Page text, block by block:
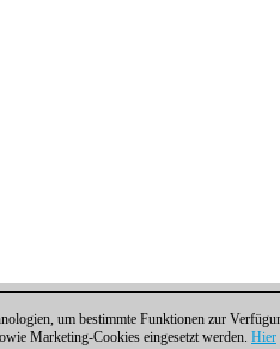
um bestimmte Funktionen zur
Marketing-Cookies eingesetzt werden. Hier